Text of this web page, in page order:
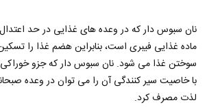
نان سبوس دار که در وعده های غذایی در حد
ماده غذایی فیبری است، بنابراین هضم غذا را
سوختن غذا می شود. نان سبوس دار که جزو
با خاصیت سیر کنندگی آن را می توان در وعده
لذت مصرف کرد.